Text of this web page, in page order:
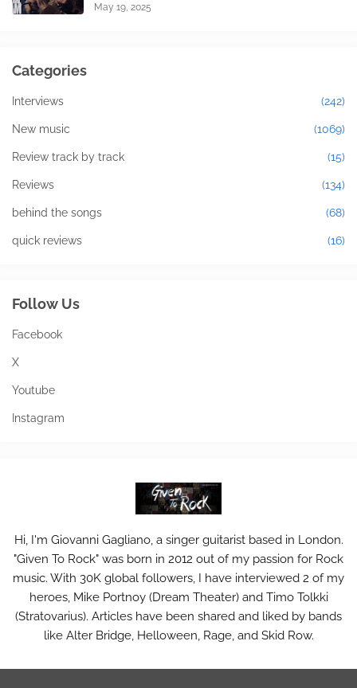
May 19, 2025
Categories
Interviews (242)
New music (1069)
Review track by track (15)
Reviews (134)
behind the songs (68)
quick reviews (16)
Follow Us
Facebook
X
Youtube
Instagram
Hi, I'm Giovanni Gagliano, a singer guitarist based in London.
"Given To Rock" was born in 2012 out of my passion for Rock
music. With 30K global followers, I have interviewed 2 of my
heroes, Mike Portnoy (Dream Theater) and Timo Tolkki
(Stratovarius). Articles have been shared and liked by bands
like Alter Bridge, Helloween, Rage, and Skid Row.